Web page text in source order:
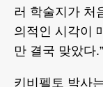
러 학술지가 처
의적인 시각이
만 결국 맞았다.”
키비펠토 박사